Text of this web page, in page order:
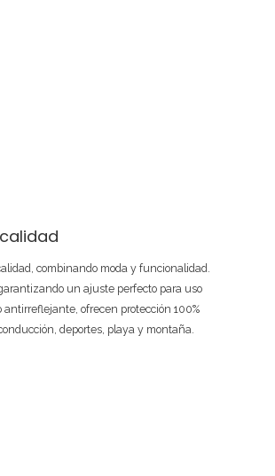
combinando moda y funcionalidad.
un ajuste perfecto para uso
ofrecen protección 100%
deportes, playa y montaña.